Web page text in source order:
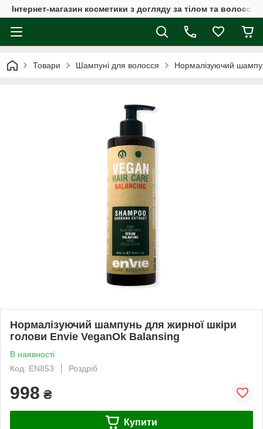
Інтернет-магазин косметики з догляду за тілом та
Товари Шампуні для волосся Нормалізуючий
Нормалізуючий шампунь для жирної шкіри
голови Envie VeganOk Balansing
В наявності
Код: EN853
Роздріб
998 ₴
Купити